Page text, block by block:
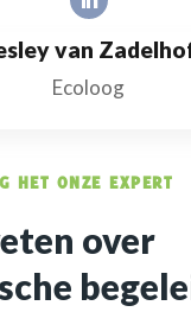
van
Ecoloog
HET ONZE EXPERT
over